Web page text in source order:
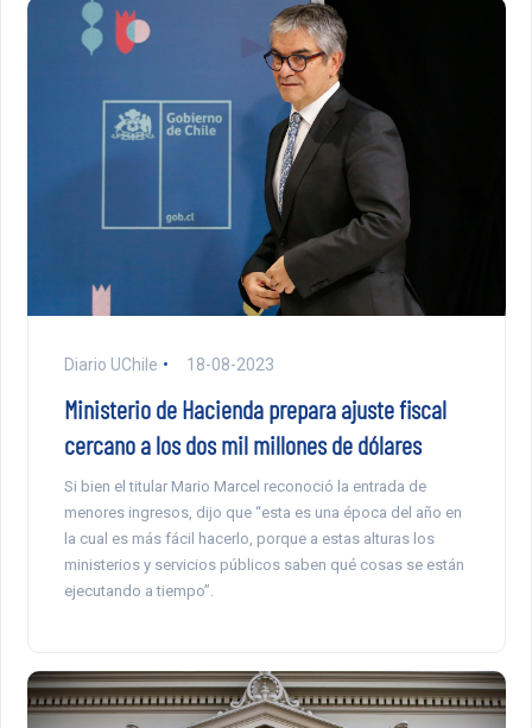
Diario UChile 18-08-2023
Ministerio de Hacienda prepara ajuste fiscal
cercano a los dos mil millones de dólares
Si bien el titular Mario Marcel reconoció la entrada de
menores ingresos, dijo que “esta es una época del año en
la cual es más fácil hacerlo, porque a estas alturas los
ministerios y servicios públicos saben qué cosas se están
ejecutando a tiempo”.